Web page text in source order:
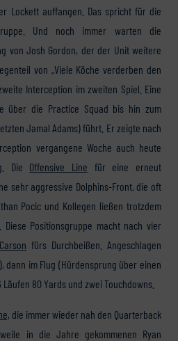
Lockett auffangen. Das spricht für die
Und noch immer warten die
von Josh Gordon, der der Unit weitere
von „Viele Köche verderben den
Interception im zweiten Spiel. Eine
über die Practice Squad bis hin zum
Jamal Adams) führt. Er zeigte nach
vergangene Woche auch heute
Die Offensive Line für eine erneut
sehr aggressive Dolphins-Front, die oft
Pocic und Kollegen ließen trotzdem
Positionsgruppe macht nach vier
fürs Durchbeißen. Angeschlagen
dann im Flug (Hürdensprung über einen
80 Yards und zwei Touchdowns.
die immer wieder nah den Quarterback
in die Jahre gekommenen Ryan